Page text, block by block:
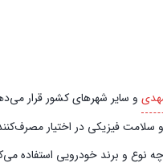
و سایر شهرهای کشور قرار
فیزیکی در اختیار
نوع و برند خودرویی استفاده